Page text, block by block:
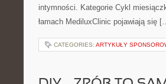
intymności. Kategorie Cykl
łamach MediluxClinic pojawiają się
CATEGORIES: ARTYKUŁY